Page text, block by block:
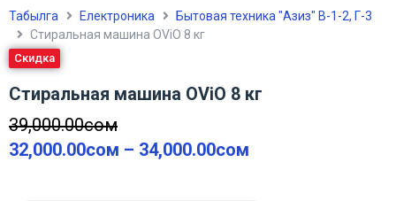
Табылга Електроника
Бытовая техника "Азиз" В-1-2, Г-3
Стиральная машина OViO 8 кг
Скидка
Стиральная машина OViO 8 кг
39,000.00сом
32,000.00сом – 34,000.00сом